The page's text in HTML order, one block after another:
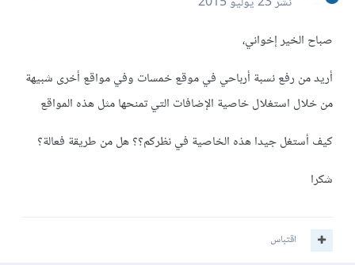
صباح الخير إخواني،
أريد من رفع نسبة أرباحي في موقع خمسات وفي مواقع أخرى شبيهة
من خلال استغلال خاصية الإضافات التي تمنحها مثل هذه المواقع
كيف أستغل جيدا هذه الخاصية في نظركم؟؟ هل من طريقة فعالة؟
شكرا
اقتباس